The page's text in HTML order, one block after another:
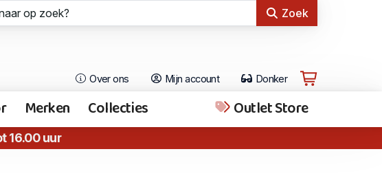
Zoek
Over ons Mijn account Donker
Merken Collecties Outlet Store
16.00 uur